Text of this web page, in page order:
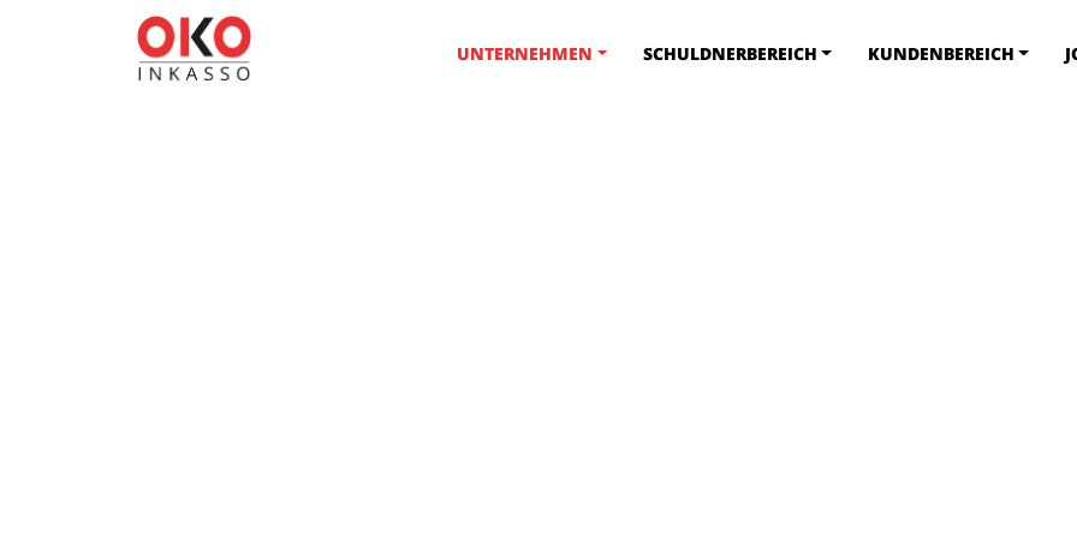
UNTERNEHMEN SCHULDNERBEREICH KUNDENBEREICH